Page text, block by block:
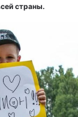
страны.